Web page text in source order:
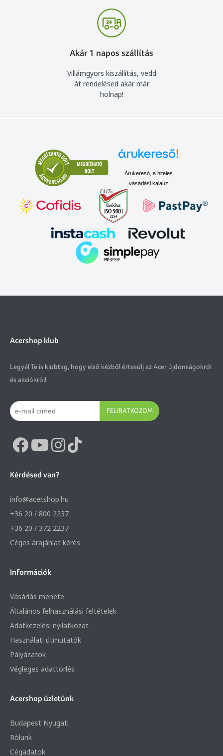
Akár 1 napos szállítás
Villámgyors kiszállítás, vedd
át rendelésed akár már
holnap!
Árukereső, a hiteles
vásárlási kalauz
Acershop klub
Legyél Te is klubtag, hogy első kézből értesülj az Acer újdonságokról
és akciókról!
FELIRATKOZOM
Kérdésed van?
info@acer.shop.hu
+36 20 / 800 2237
+36 20 / 372 2237
Céges árajánlat kérés
Információk
Vásárlás menete
Általános felhasználási feltételek
Adatkezelési nyilatkozat
Használati útmutatók
Pályázatok
Végleges adattörlés
Acershop üzletünk
Budapest Nyugati
Rólunk
Cégadatok